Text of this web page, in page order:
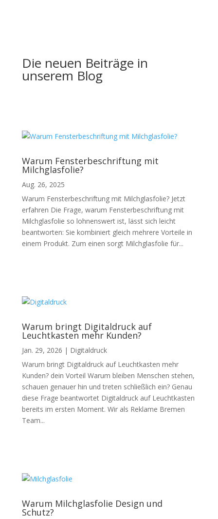
Die neuen Beiträge in
unserem Blog
Warum Fensterbeschriftung mit
Milchglasfolie?
Aug. 26, 2025
Warum Fensterbeschriftung mit Milchglasfolie? Jetzt
erfahren Die Frage, warum Fensterbeschriftung mit
Milchglasfolie so lohnenswert ist, lässt sich leicht
beantworten: Sie kombiniert gleich mehrere Vorteile in
einem Produkt. Zum einen sorgt Milchglasfolie für...
Warum bringt Digitaldruck auf
Leuchtkasten mehr Kunden?
Jan. 29, 2026 | Digitaldruck
Warum bringt Digitaldruck auf Leuchtkasten mehr
Kunden? dein Vorteil Warum bleiben Menschen stehen,
schauen genauer hin und treten schließlich ein? Genau
diese Frage beantwortet Digitaldruck auf Leuchtkasten
bereits im ersten Moment. Wir als Reklame Bremen
Team...
Warum Milchglasfolie Design und
Schutz?